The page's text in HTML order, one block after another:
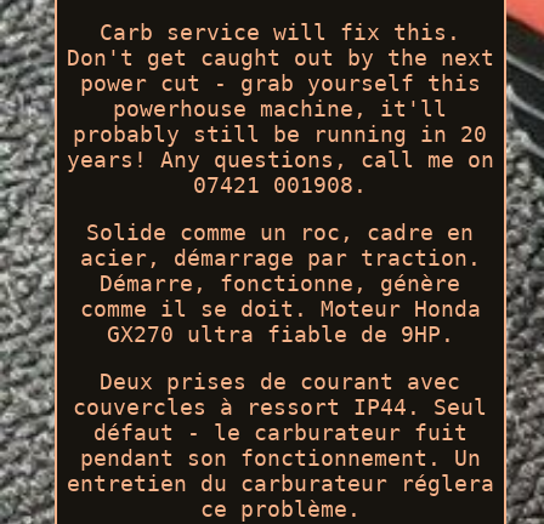
Carb service will fix this.
Don't get caught out by the next
power cut - grab yourself this
powerhouse machine, it'll
probably still be running in 20
years! Any questions, call me on
07421 001908.
Solide comme un roc, cadre en
acier, démarrage par traction.
Démarre, fonctionne, génère
comme il se doit. Moteur Honda
GX270 ultra fiable de 9HP.
Deux prises de courant avec
couvercles à ressort IP44. Seul
défaut - le carburateur fuit
pendant son fonctionnement. Un
entretien du carburateur réglera
ce problème.